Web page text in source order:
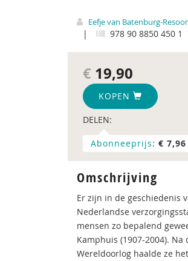
Eefje van Batenburg-
|
978 90 8850 450 1
€ 19,90
KOPEN
DELEN:
Abonneeprijs: € 7,96
Omschrijving
Er zijn in de geschiedenis
Nederlandse
mensen zo bepalend
Kamphuis (1907-2004). Na
Wereldoorlog haalde ze